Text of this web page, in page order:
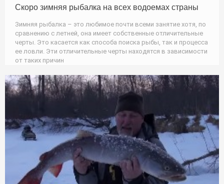
Скоро зимняя рыбалка на всех водоемах страны
Зимняя рыбалка – это любимое почти всеми занятие хотя, по
сравнению с летней, она имеет собственные отличительные
черты. Это касается как способа поиска рыбы, так и процесса
ее ловли. Эти отличительные черты находятся в зависимости
от таких причин